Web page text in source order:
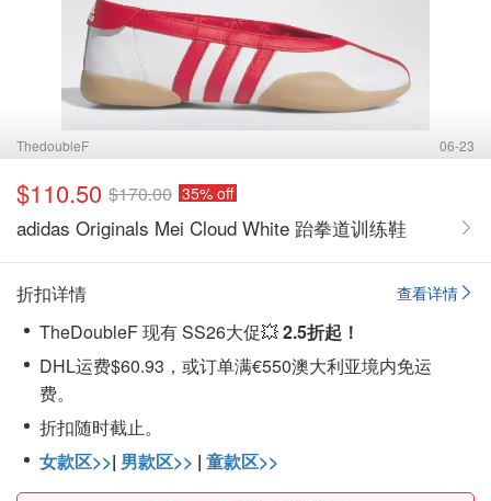
ThedoubleF 06-23
$110.50 $170.00 35% off
adidas Originals Mei Cloud White 跆拳道训练鞋
查看详情
折扣详情
TheDoubleF 现有 SS26大促💥2.5折起！
DHL运费$60.93，或订单满€550澳大利亚境内免运
费。
折扣随时截止。
女款区>>| 男款区>> | 童款区>>